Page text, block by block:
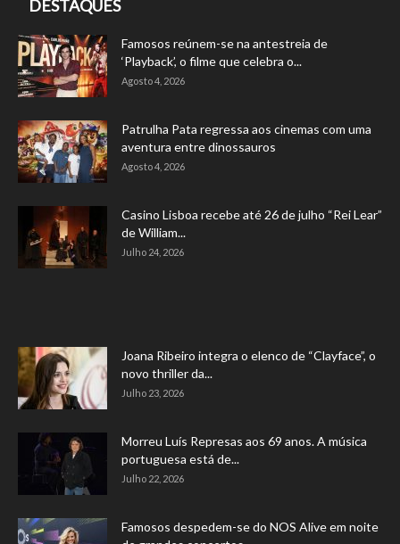
DESTAQUES
Famosos reúnem-se na antestreia de
‘Playback’, o filme que celebra o...
Agosto 4, 2026
Patrulha Pata regressa aos cinemas com uma
aventura entre dinossauros
Agosto 4, 2026
Casino Lisboa recebe até 26 de julho “Rei Lear”
de William...
Julho 24, 2026
Joana Ribeiro integra o elenco de “Clayface”, o
novo thriller da...
Julho 23, 2026
Morreu Luís Represas aos 69 anos. A música
portuguesa está de...
Julho 22, 2026
Famosos despedem-se do NOS Alive em noite